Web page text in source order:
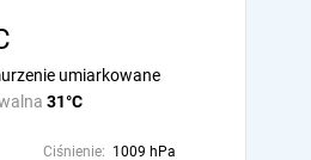
31°C
umiarkowane
Ciśnienie: 1009 hPa